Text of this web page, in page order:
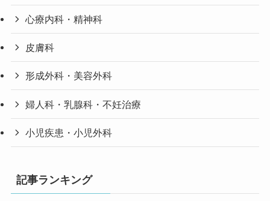
心療内科・精神科
皮膚科
形成外科・美容外科
婦人科・乳腺科・不妊治療
小児疾患・小児外科
記事ランキング